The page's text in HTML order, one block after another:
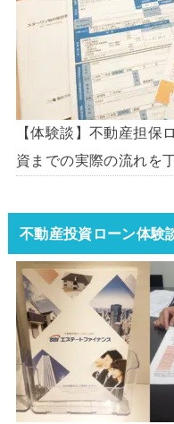
【体験談】不動産担保
資までの実際の流れを
不動産投資ローン体験